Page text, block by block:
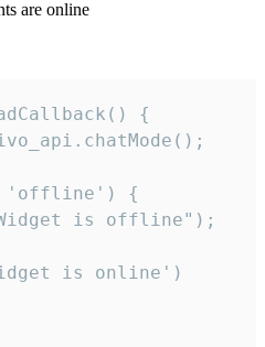
are online
{
{
is offline");
is online')